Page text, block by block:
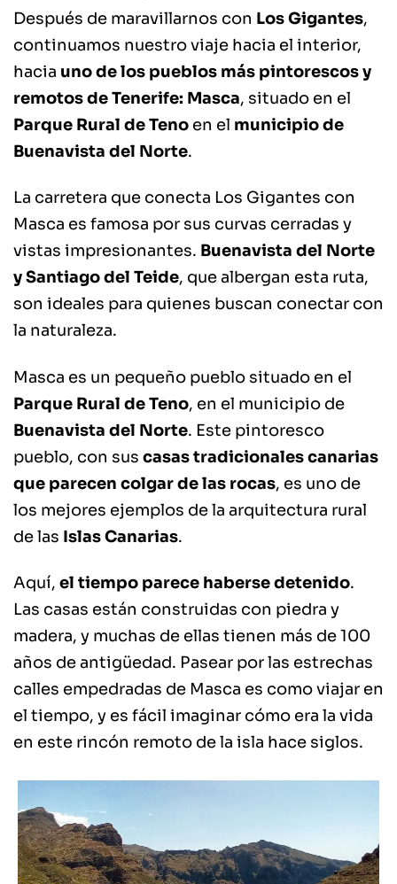
Después de maravillarnos con Los Gigantes,
continuamos nuestro viaje hacia el interior,
hacia uno de los pueblos más pintorescos y
remotos de Tenerife: Masca, situado en el
Parque Rural de Teno en el municipio de
Buenavista del Norte.
La carretera que conecta Los Gigantes con
Masca es famosa por sus curvas cerradas y
vistas impresionantes. Buenavista del Norte
y Santiago del Teide, que albergan esta ruta,
son ideales para quienes buscan conectar con
la naturaleza.
Masca es un pequeño pueblo situado en el
Parque Rural de Teno, en el municipio de
Buenavista del Norte. Este pintoresco
pueblo, con sus casas tradicionales canarias
que parecen colgar de las rocas, es uno de
los mejores ejemplos de la arquitectura rural
de las Islas Canarias.
Aquí, el tiempo parece haberse detenido.
Las casas están construidas con piedra y
madera, y muchas de ellas tienen más de 100
años de antigüedad. Pasear por las estrechas
calles empedradas de Masca es como viajar en
el tiempo, y es fácil imaginar cómo era la vida
en este rincón remoto de la isla hace siglos.